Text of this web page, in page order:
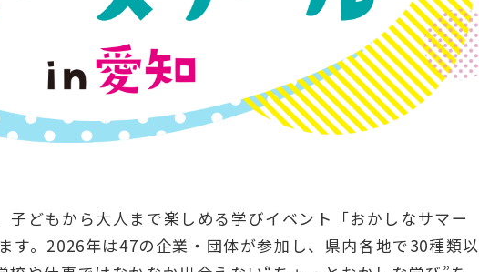
どもから大人まで楽しめる学びイベント「おかしなサマー
す。2026年は47の企業・団体が参加し、県内各地で30種類以